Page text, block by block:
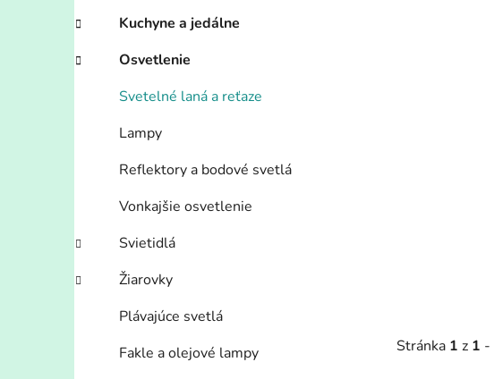
n
e
l
e
Kuchyne a jedálne
Osvetlenie
Svetelné laná a reťaze
Lampy
Reflektory a bodové svetlá
Vonkajšie osvetlenie
Svietidlá
Žiarovky
Plávajúce svetlá
Fakle a olejové lampy
Stránka 1 z 1 -